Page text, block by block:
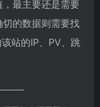
最主要还是需要
的数据则需要找
站的IP、PV、跳